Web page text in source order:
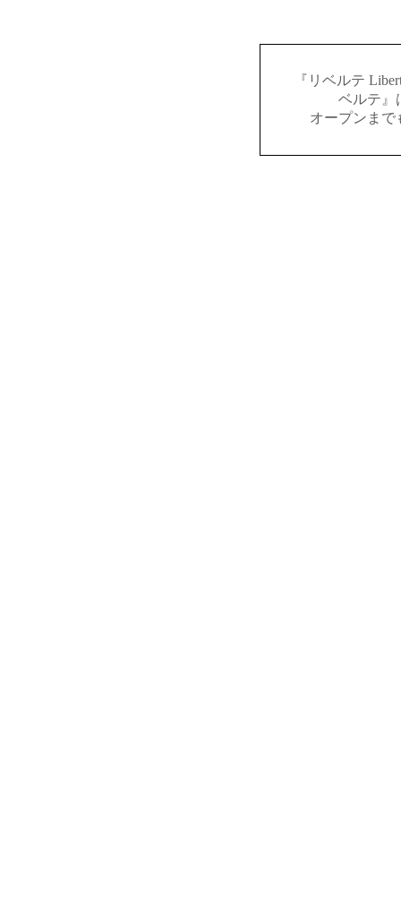
『リベルテ
ベルテ』
オープンまで